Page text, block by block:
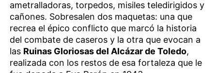
ametralladoras, torpedos, misiles teledirigidos y
cañones. Sobresalen dos maquetas: una que
recrea el épico conflicto que marcó la historia
del combate de caseros y la otra que evocan a
las Ruinas Gloriosas del Alcázar de Toledo,
realizada con los restos de esa fortaleza que le